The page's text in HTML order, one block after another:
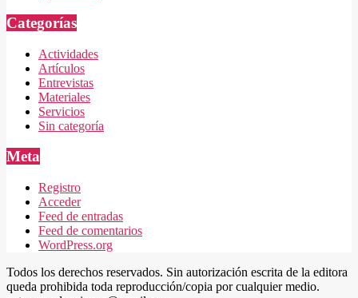
Categorías
Actividades
Artículos
Entrevistas
Materiales
Servicios
Sin categoría
Meta
Registro
Acceder
Feed de entradas
Feed de comentarios
WordPress.org
Todos los derechos reservados. Sin autorización escrita de la editora
queda prohibida toda reproducción/copia por cualquier medio.